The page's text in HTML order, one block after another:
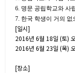
6. 명문 공립학교와 사
7. 한국 학생이 거의 없
[일시]
2016년 6월 18일 (토)
2016년 6월 23일 (목)
[장소]